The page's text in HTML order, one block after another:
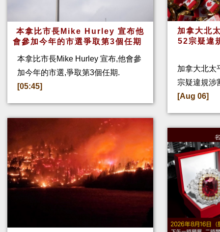
本拿比市長Mike Hurley 宣布他
會參加今年的市選爭取第3個任期
本拿比市長Mike Hurley 宣布,他會參
加今年的市選,爭取第3個任期.
[05:45]
加拿大北
52宗疑違
加拿大北太
宗疑違規涉
[Aug 06]